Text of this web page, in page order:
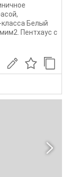
Белый
Пентхаус с